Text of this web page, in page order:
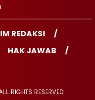
REDAKSI
HAK JAWAB
RIGHTS RESERVED